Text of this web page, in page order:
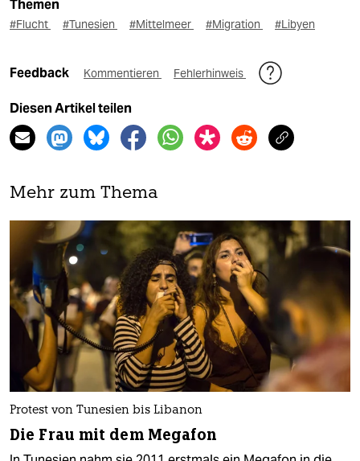
Themen
#Flucht #Tunesien #Mittelmeer #Migration #Libyen
Feedback Kommentieren Fehlerhinweis
Diesen Artikel teilen
Mehr zum Thema
Protest von Tunesien bis Libanon
Die Frau mit dem Megafon